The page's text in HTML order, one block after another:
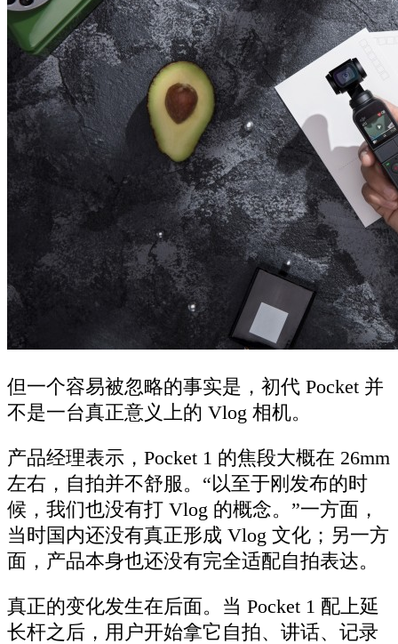
但一个容易被忽略的事实是，初代 Pocket 并
不是一台真正意义上的 Vlog 相机。
产品经理表示，Pocket 1 的焦段大概在 26mm
左右，自拍并不舒服。“以至于刚发布的时
候，我们也没有打 Vlog 的概念。”一方面，
当时国内还没有真正形成 Vlog 文化；另一方
面，产品本身也还没有完全适配自拍表达。
真正的变化发生在后面。当 Pocket 1 配上延
长杆之后，用户开始拿它自拍、讲话、记录